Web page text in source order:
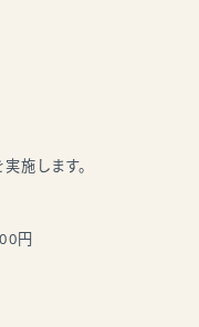
施します。
円